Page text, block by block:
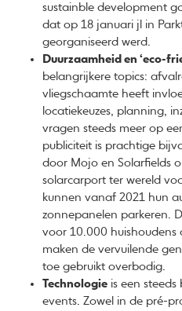
sustainble development
dat op 18 januari jl in
georganiseerd werd.
Duurzaamheid en ‘eco-
belangrijkere topics:
vliegschaamte heeft
locatiekeuzes, planning,
vragen steeds meer op
publiciteit is prachtige
door Mojo en Solarfields
solarcarport ter wereld
kunnen vanaf 2021 hun
zonnepanelen parkeren.
voor 10.000 huishoudens
maken de vervuilende
toe gebruikt overbodig.
Technologie is een
events. Zowel in de pré-